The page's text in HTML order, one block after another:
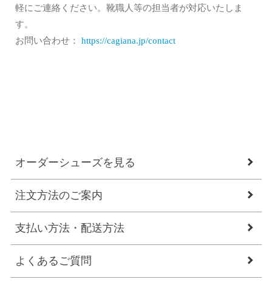
軽にご連絡ください。靴職人等の担当者が対応いたしま
す。
お問い合わせ： https://cagiana.jp/contact
オーダーシューズを見る
注文方法のご案内
支払い方法・配送方法
よくあるご質問